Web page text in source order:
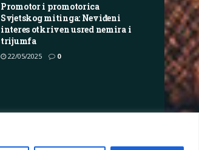
Promotor i promotorica
Svjetskog mitinga: Neviđeni
interes otkriven usred nemira i
trijumfa
22/05/2025 0
Marketing i oglašavanje